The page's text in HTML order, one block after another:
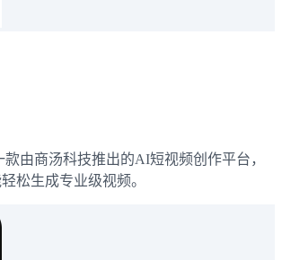
款由商汤科技推出的AI短视频创作平台，
松生成专业级视频。